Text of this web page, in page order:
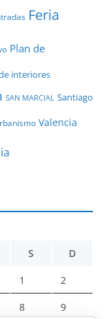
Feria
Plan de
interiores
SAN MARCIAL Santiago
Valencia
S D
1 2
8 9